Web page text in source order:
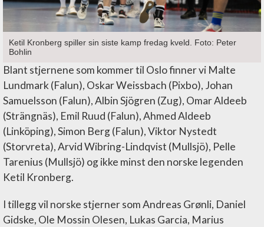
Ketil Kronberg spiller sin siste kamp fredag kveld. Foto: Peter
Bohlin
Blant stjernene som kommer til Oslo finner vi Malte
Lundmark (Falun), Oskar Weissbach (Pixbo), Johan
Samuelsson (Falun), Albin Sjögren (Zug), Omar Aldeeb
(Strängnäs), Emil Ruud (Falun), Ahmed Aldeeb
(Linköping), Simon Berg (Falun), Viktor Nystedt
(Storvreta), Arvid Wibring-Lindqvist (Mullsjö), Pelle
Tarenius (Mullsjö) og ikke minst den norske legenden
Ketil Kronberg.
I tillegg vil norske stjerner som Andreas Grønli, Daniel
Gidske, Ole Mossin Olesen, Lukas Garcia, Marius